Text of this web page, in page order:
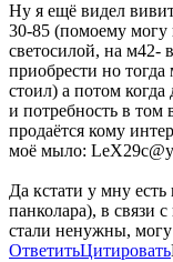
Ну я ещё видел
30-85 (помоему могу
светосилой, на м42-
приобрести но
стоил) а потом
и потребность в том
продаётся кому
моё мыло:
Да кстати у мну
панколара), в связи
стали ненужны,
ОтветитьЦитировать